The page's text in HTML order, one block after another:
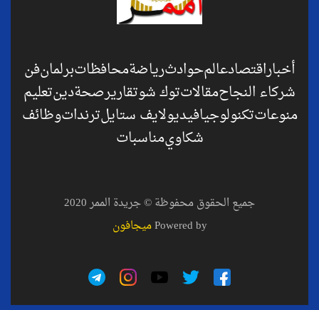
أخباراقتصادعالمحوادثرياضةمحافظاتبرلمانفن
شركاء النجاحمقالاتتوك شوتقاريرصحةدينتعليم
منوعاتتكنولوجيافيديولايف ستايلترنداتوظائف
شكاويمناسبات
جميع الحقوق محفوظة © جريدة الممر 2020
Powered byميجافون